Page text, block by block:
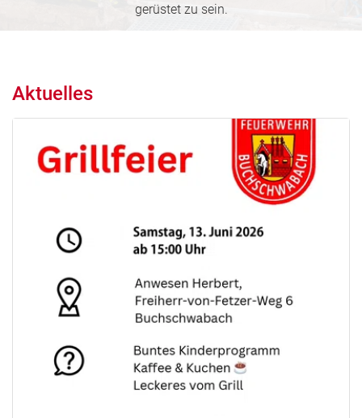
gerüstet zu sein.
Aktuelles